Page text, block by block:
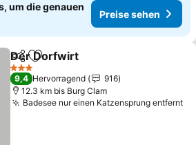
um die genauen
Preise sehen
TeilenZu Favoriten hinzufügen
Der Dorfwirt
3 Sterne
9,4 Hervorragend
916
12.3 km bis Burg Clam
Badesee nur einen Katzensprung entfernt